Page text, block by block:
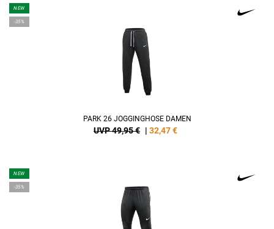
NEW
-35%
PARK 26 JOGGINGHOSE DAMEN
UVP 49,95 € | 32,47€
NEW
-35%